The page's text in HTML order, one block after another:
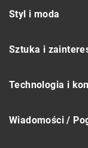
Styl i moda
Sztuka i
Technologia i
Wiadomości /